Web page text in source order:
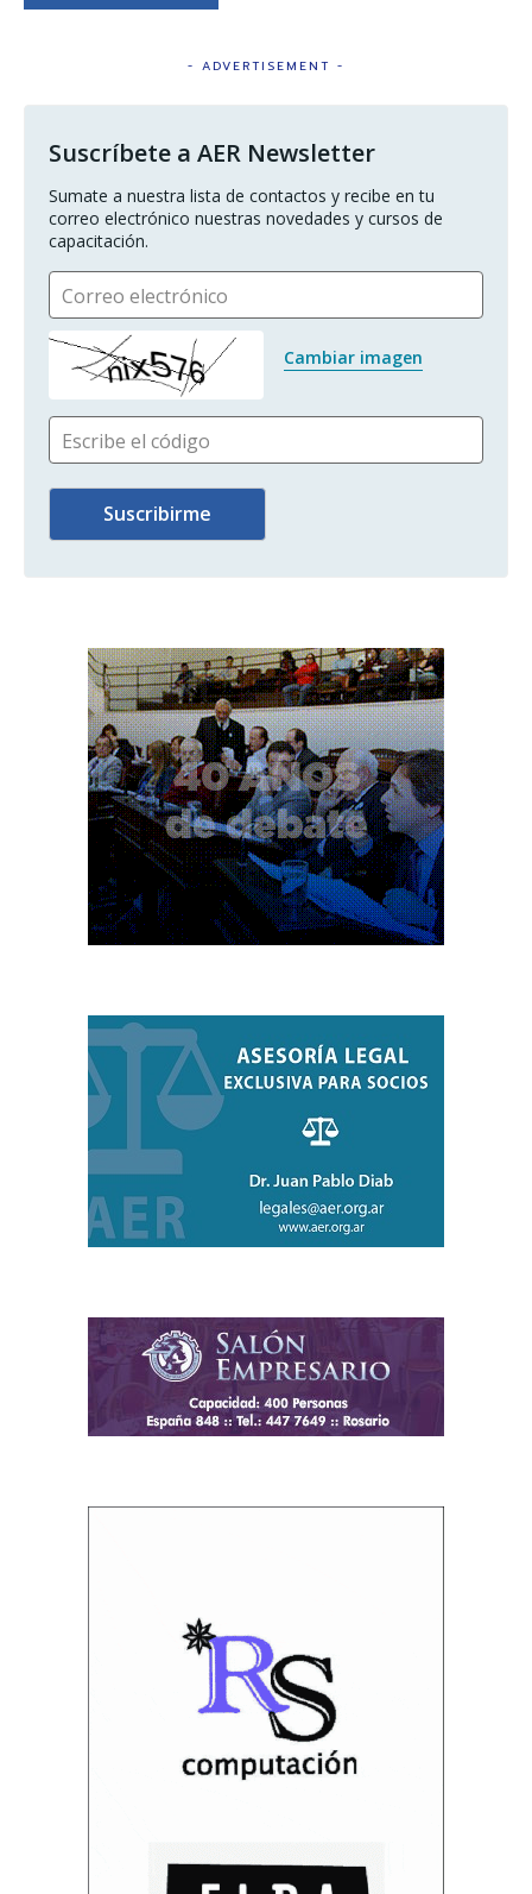
- ADVERTISEMENT -
Suscríbete a AER Newsletter
Sumate a nuestra lista de contactos y recibe en tu
correo electrónico nuestras novedades y cursos de
capacitación.
Correo electrónico
Cambiar imagen
Escribe el código